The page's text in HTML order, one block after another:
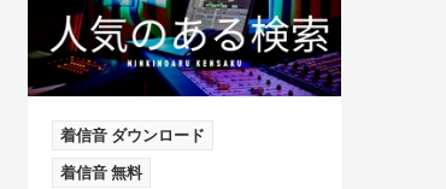
着信音 ダウンロード
着信音 無料